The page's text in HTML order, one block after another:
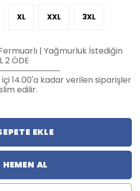
XL XXL 3XL
| Yağmurluk İstediğin
2 ÖDE
içi 14.00'a kadar verilen siparişler
edilir.
EKLE
HEMEN AL